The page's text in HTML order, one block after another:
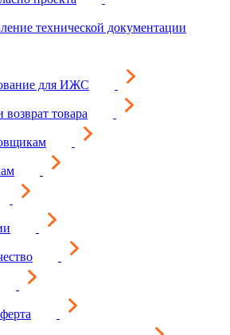
технической документации
для ИЖС
возврат товара